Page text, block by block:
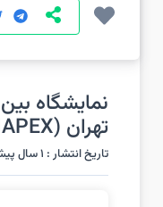
نمایشگاه
تهران (IAPEX)
تاریخ انتشار : 1 سال پیش